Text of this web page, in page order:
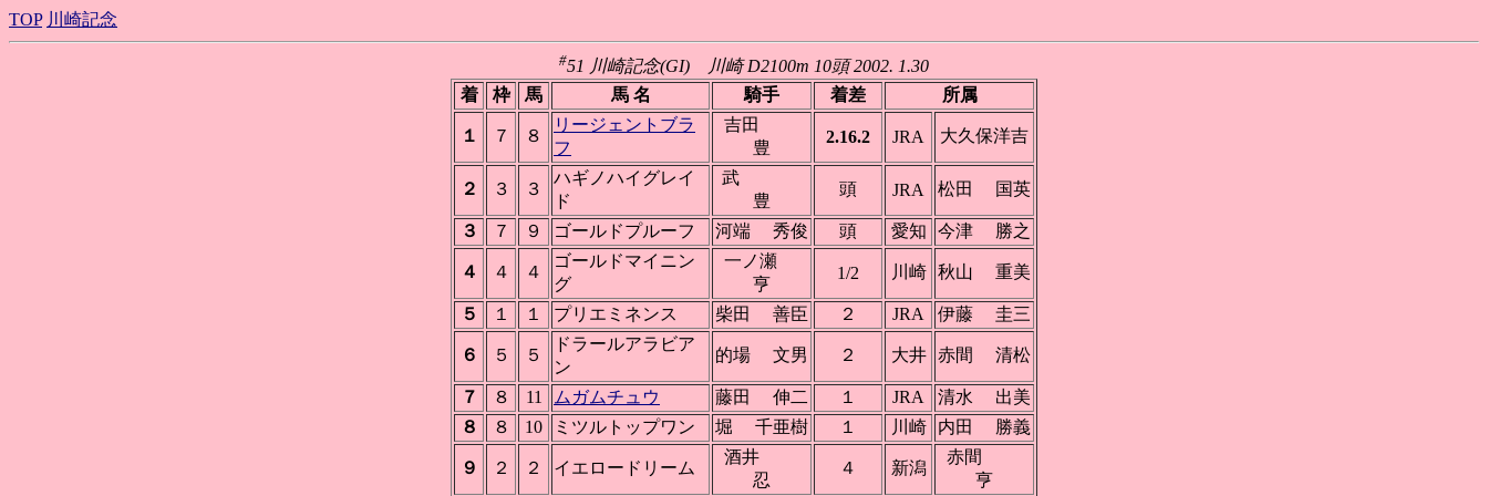
TOP 川崎記念
#51 川崎記念(GI) 川崎 D2100m 10頭 2002. 1.30
着
枠 馬 馬 名 騎手 着差 所属
１ ７ ８
リージェントブラ
フ
吉田
豊
2.16.2 JRA 大久保洋吉
２ ３ ３
ハギノハイグレイ
ド
武
豊
頭 JRA 松田 国英
３ ７ ９ ゴールドプルーフ 河端 秀俊 頭 愛知 今津 勝之
４ ４ ４
ゴールドマイニン
グ
一ノ瀬
亨
1/2 川崎 秋山 重美
５ １ １ プリエミネンス 柴田 善臣 ２ JRA 伊藤 圭三
６ ５ ５
ドラールアラビア
ン
的場 文男 ２ 大井 赤間 清松
７ ８ 11 ムガムチュウ 藤田 伸二 １ JRA
清水 出美
８
８ 10 ミツルトップワン 堀 千亜樹 １ 川崎 内田 勝義
９ ２ ２ イエロードリーム
酒井
忍
４ 新潟
赤間
亨